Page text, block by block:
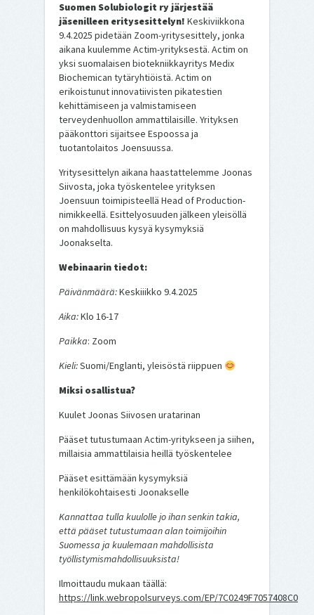
Suomen Solubiologit ry järjestää
jäsenilleen eritysesittelyn! Keskiviikkona
9.4.2025 pidetään Zoom-yritysesittely, jonka
aikana kuulemme Actim-yrityksestä. Actim on
yksi suomalaisen biotekniikkayritys Medix
Biochemican tytäryhtiöistä. Actim on
erikoistunut innovatiivisten pikatestien
kehittämiseen ja valmistamiseen
terveydenhuollon ammattilaisille. Yrityksen
pääkonttori sijaitsee Espoossa ja
tuotantolaitos Joensuussa.
Yritysesittelyn aikana haastattelemme Joonas
Siivosta, joka työskentelee yrityksen
Joensuun toimipisteellä Head of Production-
nimikkeellä. Esittelyosuuden jälkeen yleisöllä
on mahdollisuus kysyä kysymyksiä
Joonakselta.
Webinaarin tiedot:
Päivänmäärä:Keskiiikko 9.4.2025
Aika:Klo 16-17
Paikka: Zoom
Kieli:Suomi/Englanti, yleisöstä riippuen
Miksi osallistua?
Kuulet Joonas Siivosen uratarinan
Pääset tutustumaan Actim-yritykseen ja siihen,
millaisia ammattilaisia heillä työskentelee
Pääset esittämään kysymyksiä
henkilökohtaisesti Joonakselle
Kannattaa tulla kuulolle jo ihan senkin takia,
että pääset tutustumaan alan toimijoihin
Suomessa ja kuulemaan mahdollisista
työllistymismahdollisuuksista!
Ilmoittaudu mukaan täällä:
https://link.webropolsurveys.com/EP/7C0249F7057408C0